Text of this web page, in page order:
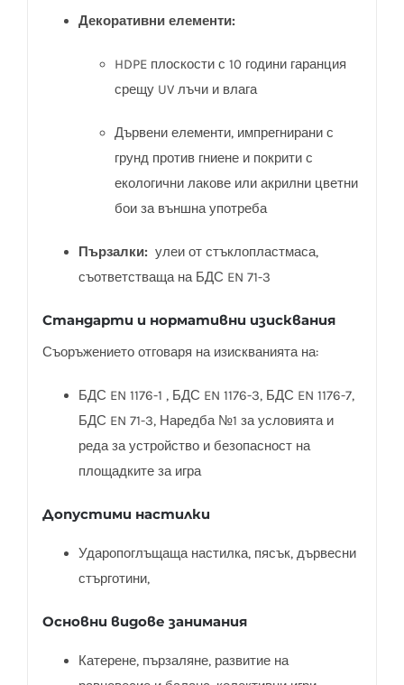
Декоративни елементи:
HDPE плоскости с 10 години гаранция
срещу UV лъчи и влага
Дървени елементи, импрегнирани с
грунд против гниене и покрити с
екологични лакове или акрилни цветни
бои за външна употреба
Пързалки: улеи от стъклопластмаса,
съответстваща на БДС EN 71-3
Стандарти и нормативни изисквания
Съоръжението отговаря на изискванията на:
БДС EN 1176-1 , БДС EN 1176-3, БДС EN 1176-7,
БДС EN 71-3, Наредба №1 за условията и
реда за устройство и безопасност на
площадките за игра
Допустими настилки
Ударопоглъщаща настилка, пясък, дървесни
стърготини,
Основни видове занимания
Катерене, пързаляне, развитие на